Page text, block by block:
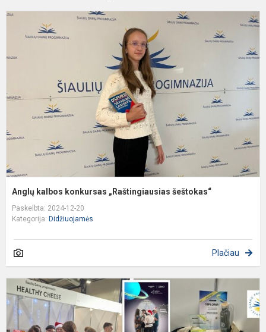
Anglų kalbos konkursas „Raštingiausias šeštokas“
Paskelbta: 2024-12-20
Kategorija: Didžiuojamės
Plačiau